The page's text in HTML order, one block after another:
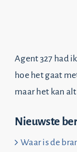
Agent 327 had
hoe het gaat
maar het kan
Nieuwste
Waar is de